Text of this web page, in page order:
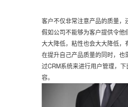
客户不仅非常注意产品的质量，
假如公司不能够为客户提供令
大大降低，粘性也会大大降低，
在提升自己产品质量的同时，
过CRM系统来进行用户管理，
容。